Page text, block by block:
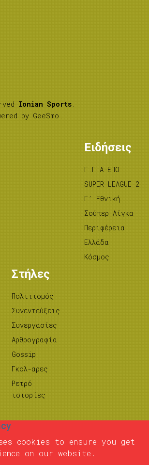
Ionian Sports
by GeeSmo
Ειδήσεις
Γ.Γ.Α-ΕΠΟ
SUPER LEAGUE 2
Γ’ Εθνική
Σούπερ Λίγκα
Περιφέρεια
Ελλάδα
Κόσμος
Στήλες
Πολιτισμός
Συνεντεύξεις
Συνεργασίες
Αρθρογραφία
Gossip
Γκολ-αρες
Ρετρό
ιστορίες
cookies to ensure you get
on our website.